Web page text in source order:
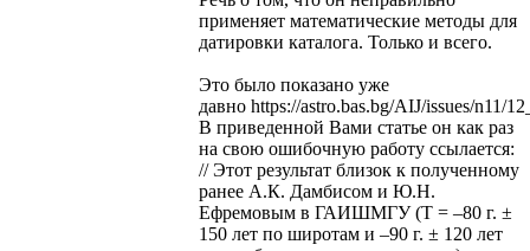
применяет математические методы для
датировки каталога. Только и всего.
Это было показано уже
давно https://astro.bas.bg/AIJ/issues/n11/
В приведенной Вами статье он как раз
на свою ошибочную работу ссылается:
// Этот результат близок к полученному
ранее А.К. Дамбисом и Ю.Н.
Ефремовым в ГАИШМГУ (Т = –80 г. ±
150 лет по широтам и –90 г. ± 120 лет